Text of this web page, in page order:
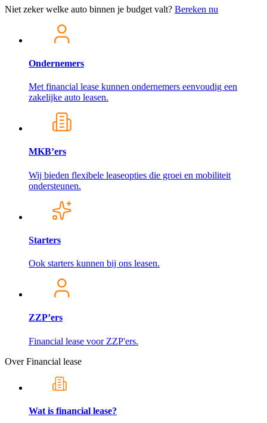
Niet zeker welke auto binnen je budget valt? Bereken nu
Ondernemers
Met financial lease kunnen ondernemers eenvoudig een
zakelijke auto leasen.
MKB’ers
Wij bieden flexibele leaseopties die groei en mobiliteit
ondersteunen.
Starters
Ook starters kunnen bij ons leasen.
ZZP’ers
Financial lease voor ZZP'ers.
Over Financial lease
Wat is financial lease?